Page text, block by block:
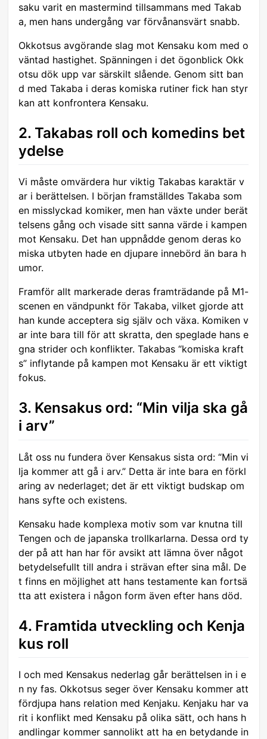
saku varit en mastermind tillsammans med Takab
a, men hans undergång var förvånansvärt snabb.
Okkotsus avgörande slag mot Kensaku kom med o
väntad hastighet. Spänningen i det ögonblick Okk
otsu dök upp var särskilt slående. Genom sitt ban
d med Takaba i deras komiska rutiner fick han styr
kan att konfrontera Kensaku.
2. Takabas roll och komedins bet
ydelse
Vi måste omvärdera hur viktig Takabas karaktär v
ar i berättelsen. I början framställdes Takaba som
en misslyckad komiker, men han växte under berät
telsens gång och visade sitt sanna värde i kampen
mot Kensaku. Det han uppnådde genom deras ko
miska utbyten hade en djupare innebörd än bara h
umor.
Framför allt markerade deras framträdande på M1-
scenen en vändpunkt för Takaba, vilket gjorde att
han kunde acceptera sig själv och växa. Komiken v
ar inte bara till för att skratta, den speglade hans e
gna strider och konflikter. Takabas “komiska kraft
s” inflytande på kampen mot Kensaku är ett viktigt
fokus.
3. Kensakus ord: “Min vilja ska gå
i arv”
Låt oss nu fundera över Kensakus sista ord: “Min vi
lja kommer att gå i arv.” Detta är inte bara en förkl
aring av nederlaget; det är ett viktigt budskap om
hans syfte och existens.
Kensaku hade komplexa motiv som var knutna till
Tengen och de japanska trollkarlarna. Dessa ord ty
der på att han har för avsikt att lämna över något
betydelsefullt till andra i strävan efter sina mål. De
t finns en möjlighet att hans testamente kan fortsä
tta att existera i någon form även efter hans död.
4. Framtida utveckling och Kenja
kus roll
I och med Kensakus nederlag går berättelsen in i e
n ny fas. Okkotsus seger över Kensaku kommer att
fördjupa hans relation med Kenjaku. Kenjaku har va
rit i konflikt med Kensaku på olika sätt, och hans h
andlingar kommer sannolikt att ha en betydande in